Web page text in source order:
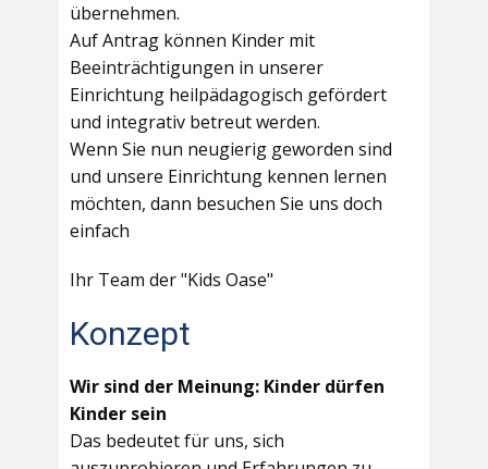
übernehmen.
Auf Antrag können Kinder mit
Beeinträchtigungen in unserer
Einrichtung heilpädagogisch gefördert
und integrativ betreut werden.
Wenn Sie nun neugierig geworden sind
und unsere Einrichtung kennen lernen
möchten, dann besuchen Sie uns doch
einfach
Ihr Team der "Kids Oase"
Konzept
Wir sind der Meinung: Kinder dürfen
Kinder sein
Das bedeutet für uns, sich